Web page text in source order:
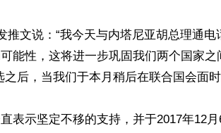
推文说：“我今天与内塔尼亚胡总理通电
能性，这将进一步巩固我们两个国家之
之后，当我们于本月稍后在联合国会面
表示坚定不移的支持，并于2017年12